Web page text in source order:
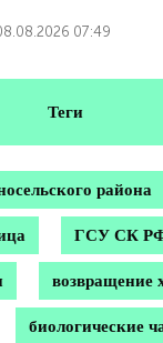
07:49
Теги
района
ГСУ СК
возвращение
биологические